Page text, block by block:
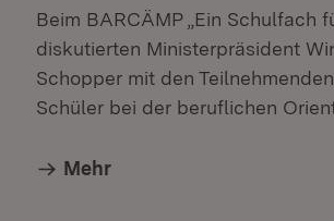
Beim BARCÄMP „Ein Schulfach
diskutierten Ministerpräsident
Schopper mit den
Schüler bei der beruflichen
Mehr